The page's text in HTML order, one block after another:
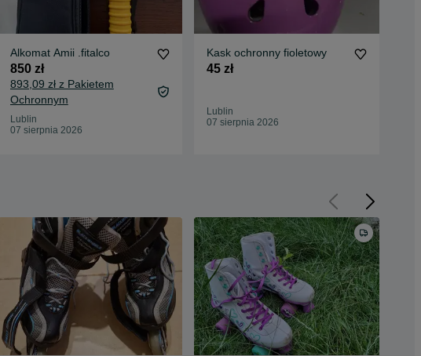
Alkomat Amii .fitalco
850 zł
893,09 zł z Pakietem
Ochronnym
Lublin
07 sierpnia 2026
Kask ochronny fioletowy
45 zł
Lublin
07 sierpnia 2026